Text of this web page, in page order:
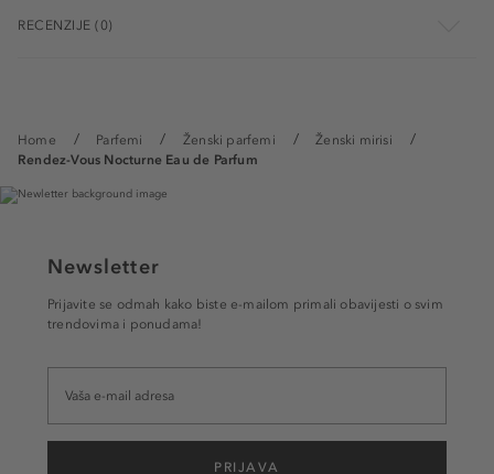
Home Parfemi Ženski parfemi
Ženski mirisi
Rendez-Vous Nocturne Eau de Parfum
RECENZIJE (0)
Newsletter
Prijavite se odmah kako biste e-mailom primali obavijesti o svim
trendovima i ponudama!
PRIJAVA